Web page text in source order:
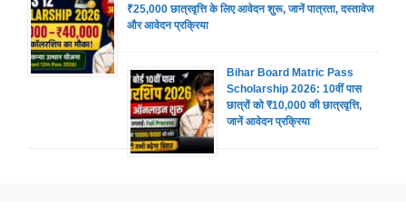
₹25,000 छात्रवृत्ति के लिए आवेदन शुरू, जानें पात्रता, दस्तावेज
और आवेदन प्रक्रिया
Bihar Board Matric Pass
Scholarship 2026: 10वीं पास
छात्रों को ₹10,000 की छात्रवृत्ति,
जानें आवेदन प्रक्रिया